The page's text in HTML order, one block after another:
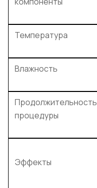
Температура
Влажность
Продолжительность
процедуры
Эффекты